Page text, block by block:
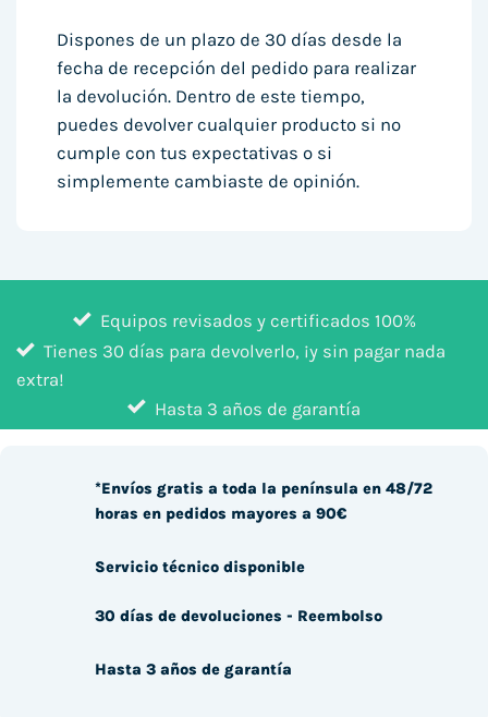
Dispones de un plazo de 30 días desde la
fecha de recepción del pedido para realizar
la devolución. Dentro de este tiempo,
puedes devolver cualquier producto si no
cumple con tus expectativas o si
simplemente cambiaste de opinión.
Equipos revisados y certificados 100%
Tienes 30 días para devolverlo, ¡y sin pagar nada
extra!
Hasta 3 años de garantía
*Envíos gratis a toda la península en 48/72
horas en pedidos mayores a 90€
Servicio técnico disponible
30 días de devoluciones - Reembolso
Hasta 3 años de garantía